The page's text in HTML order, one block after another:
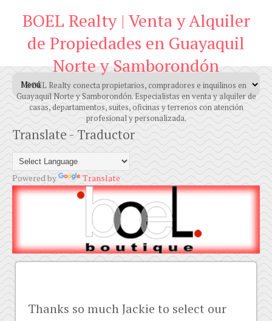
BOEL Realty | Venta y Alquiler
de Propiedades en Guayaquil
Norte y Samborondón
BOEL Realty conecta propietarios, compradores e inquilinos en
Guayaquil Norte y Samborondón. Especialistas en venta y alquiler de
casas, departamentos, suites, oficinas y terrenos con atención
profesional y personalizada.
Translate - Traductor
Powered by Translate
Thanks so much Jackie to select our